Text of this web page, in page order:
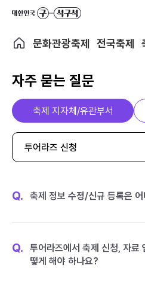
문화관광축제 전국축제
자주 묻는 질문
축제 지자체/유관부서
투어라즈 신청
Q. 축제 정보 수정/신규 등록은
Q.
투어라즈에서 축제 신청, 자료
떻게 해야 하나요?